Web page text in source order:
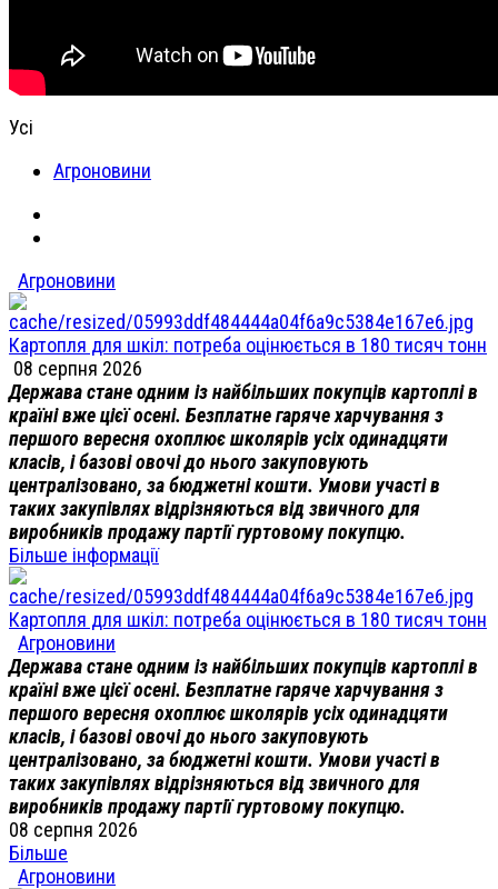
Усі
Агроновини
Агроновини
Картопля для шкіл: потреба оцінюється в 180 тисяч тонн
08 серпня 2026
Держава стане одним із найбільших покупців картоплі в
країні вже цієї осені. Безплатне гаряче харчування з
першого вересня охоплює школярів усіх одинадцяти
класів, і базові овочі до нього закуповують
централізовано, за бюджетні кошти. Умови участі в
таких закупівлях відрізняються від звичного для
виробників продажу партії гуртовому покупцю.
Більше інформації
Картопля для шкіл: потреба оцінюється в 180 тисяч тонн
Агроновини
Держава стане одним із найбільших покупців картоплі в
країні вже цієї осені. Безплатне гаряче харчування з
першого вересня охоплює школярів усіх одинадцяти
класів, і базові овочі до нього закуповують
централізовано, за бюджетні кошти. Умови участі в
таких закупівлях відрізняються від звичного для
виробників продажу партії гуртовому покупцю.
08 серпня 2026
Більше
Агроновини